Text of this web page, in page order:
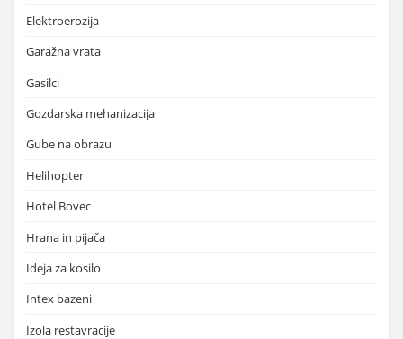
Elektroerozija
Garažna vrata
Gasilci
Gozdarska mehanizacija
Gube na obrazu
Helihopter
Hotel Bovec
Hrana in pijača
Ideja za kosilo
Intex bazeni
Izola restavracije